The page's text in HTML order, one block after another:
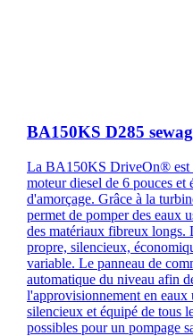
BA150KS D285
La BA150KS DriveOn® est
moteur diesel de 6 pouces et
d'amorçage. Grâce à la
permet de pomper des eaux
des matériaux fibreux longs.
propre, silencieux,
variable. Le panneau de
automatique du niveau afin
l'approvisionnement en eaux
silencieux et équipé de tous
possibles pour un pompage